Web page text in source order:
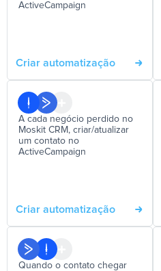
ActiveCampaign
Criar automatização
A cada negócio perdido no
Moskit CRM, criar/atualizar
um contato no
ActiveCampaign
Criar automatização
Quando o contato chegar